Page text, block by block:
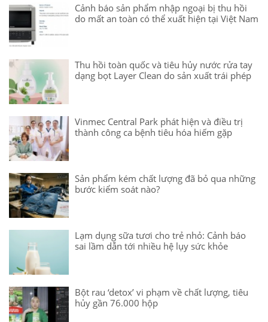
Cảnh báo sản phẩm nhập ngoại bị thu hồi
do mất an toàn có thể xuất hiện tại Việt Nam
Thu hồi toàn quốc và tiêu hủy nước rửa tay
dạng bọt Layer Clean do sản xuất trái phép
Vinmec Central Park phát hiện và điều trị
thành công ca bệnh tiêu hóa hiếm gặp
Sản phẩm kém chất lượng đã bỏ qua những
bước kiểm soát nào?
Lạm dụng sữa tươi cho trẻ nhỏ: Cảnh báo
sai lầm dẫn tới nhiều hệ lụy sức khỏe
Bột rau ‘detox’ vi phạm về chất lượng, tiêu
hủy gần 76.000 hộp